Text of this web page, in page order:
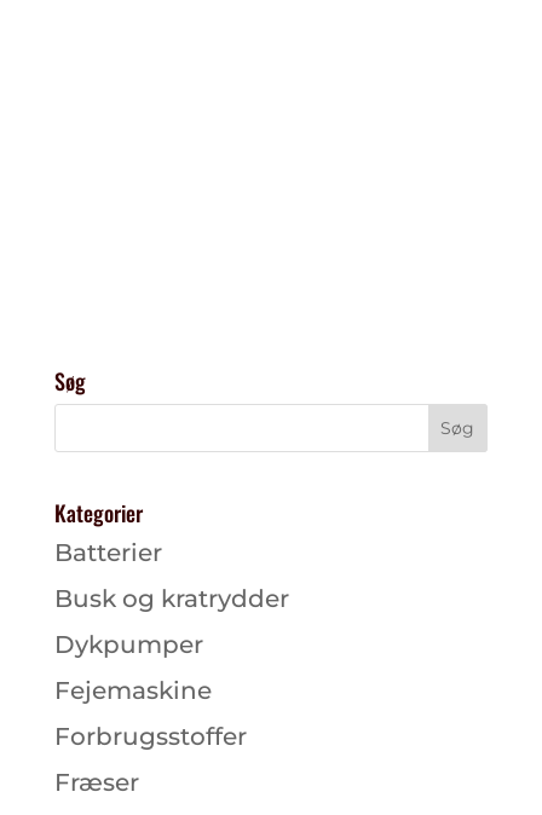
Søg
Kategorier
Batterier
Busk og kratrydder
Dykpumper
Fejemaskine
Forbrugsstoffer
Fræser